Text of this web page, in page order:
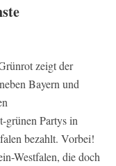
zeigt der
Bayern und
grünen Partys in
bezahlt. Vorbei!
Westfalen, die doch